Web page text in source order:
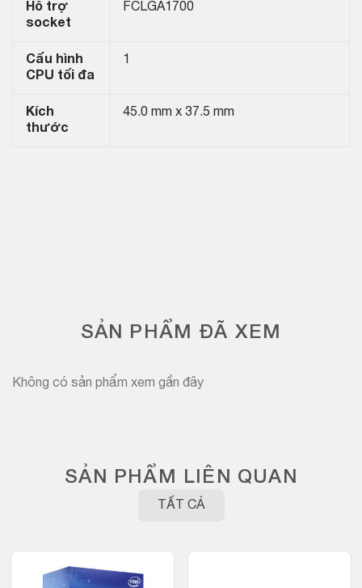
Hỗ trợ
socket
FCLGA1700
Cấu hình
CPU tối đa
1
Kích
thước
45.0 mm x 37.5 mm
SẢN PHẨM ĐÃ XEM
Không có sản phẩm xem gần đây
SẢN PHẨM LIÊN QUAN
TẤT CẢ